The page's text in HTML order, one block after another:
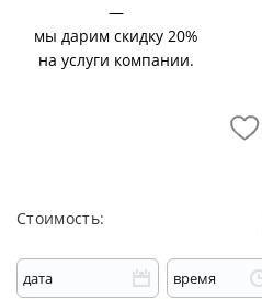
—
мы дарим скидку 20%
на услуги компании.
Стоимость: